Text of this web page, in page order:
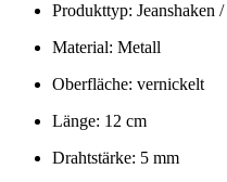
Produkttyp: Jeanshaken
Material: Metall
Oberfläche: vernickelt
Länge: 12 cm
Drahtstärke: 5 mm